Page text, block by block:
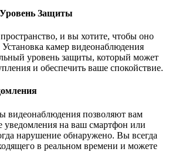
Защиты
и вы хотите, чтобы оно
камер видеонаблюдения
уровень защиты, который может
и обеспечить ваше спокойствие.
видеонаблюдения позволяют вам
уведомления на ваш смартфон или
нарушение обнаружено. Вы всегда
в реальном времени и можете